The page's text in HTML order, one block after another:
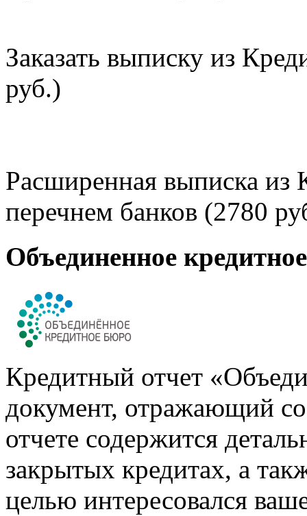
Заказать выписку из
руб.)
Расширенная выписка из
перечнем банков (2780
Объединенное
Кредитный отчет
документ, отражающий
отчете содержится
закрытых кредитах, а
целью интересовался